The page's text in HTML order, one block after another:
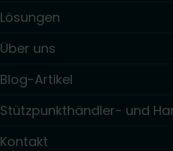
Lösungen
Über uns
Blog-Artikel
Stützpunkthändler- und
Kontakt